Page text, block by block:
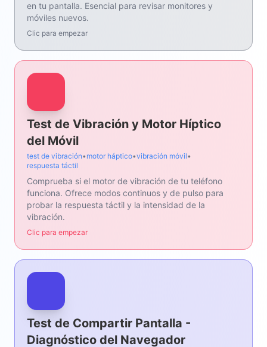
en tu pantalla. Esencial para revisar monitores y
móviles nuevos.
Clic para empezar
Test de Vibración y Motor Híptico
del Móvil
test de vibración•motor háptico•vibración móvil•
respuesta táctil
Comprueba si el motor de vibración de tu teléfono
funciona. Ofrece modos continuos y de pulso para
probar la respuesta táctil y la intensidad de la
vibración.
Clic para empezar
Test de Compartir Pantalla -
Diagnóstico del Navegador